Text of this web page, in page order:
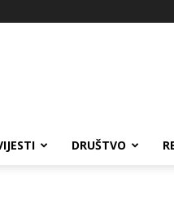
DRUŠTVO